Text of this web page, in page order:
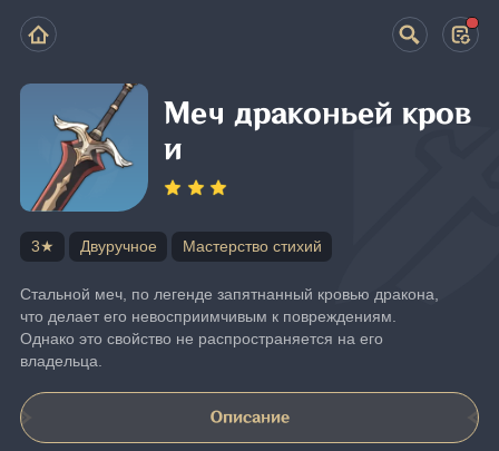
Меч драконьей кров
и
3★ Двуручное Мастерство стихий
Стальной меч, по легенде запятнанный кровью дракона,
что делает его невосприимчивым к повреждениям.
Однако это свойство не распространяется на его
владельца.
Описание